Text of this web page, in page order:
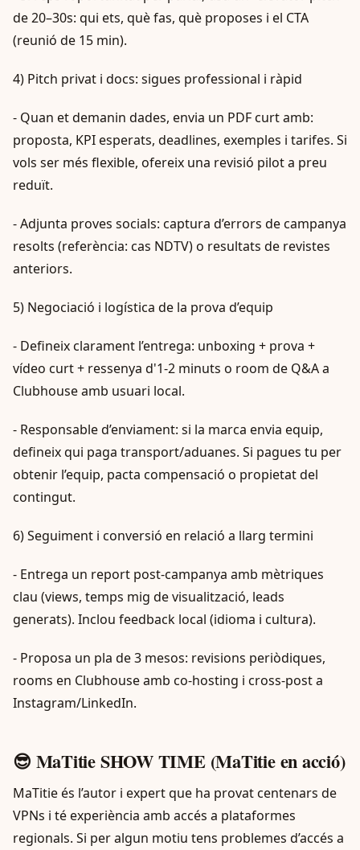
de 20–30s: qui ets, què fas, què proposes i el CTA
(reunió de 15 min).
4) Pitch privat i docs: sigues professional i ràpid
- Quan et demanin dades, envia un PDF curt amb:
proposta, KPI esperats, deadlines, exemples i tarifes. Si
vols ser més flexible, ofereix una revisió pilot a preu
reduït.
- Adjunta proves socials: captura d’errors de campanya
resolts (referència: cas NDTV) o resultats de revistes
anteriors.
5) Negociació i logística de la prova d’equip
- Defineix clarament l’entrega: unboxing + prova +
vídeo curt + ressenya d'1-2 minuts o room de Q&A a
Clubhouse amb usuari local.
- Responsable d’enviament: si la marca envia equip,
defineix qui paga transport/aduanes. Si pagues tu per
obtenir l’equip, pacta compensació o propietat del
contingut.
6) Seguiment i conversió en relació a llarg termini
- Entrega un report post-campanya amb mètriques
clau (views, temps mig de visualització, leads
generats). Inclou feedback local (idioma i cultura).
- Proposa un pla de 3 mesos: revisions periòdiques,
rooms en Clubhouse amb co-hosting i cross-post a
Instagram/LinkedIn.
😎 MaTitie SHOW TIME (MaTitie en acció)
MaTitie és l’autor i expert que ha provat centenars de
VPNs i té experiència amb accés a plataformes
regionals. Si per algun motiu tens problemes d’accés a